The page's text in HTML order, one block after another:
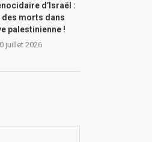
d’Israël :
des morts dans
palestinienne !
juillet 2026